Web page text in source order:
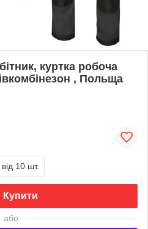
куртка робоча
, Польща
від 10 шт.
Купити
або